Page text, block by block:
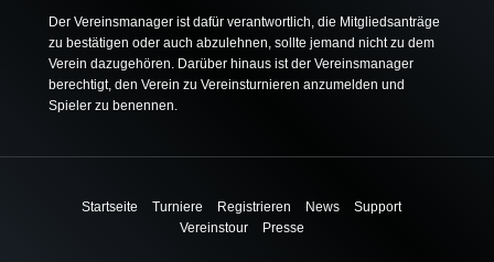
Der Vereinsmanager ist dafür verantwortlich, die Mitgliedsanträge
zu bestätigen oder auch abzulehnen, sollte jemand nicht zu dem
Verein dazugehören. Darüber hinaus ist der Vereinsmanager
berechtigt, den Verein zu Vereinsturnieren anzumelden und
Spieler zu benennen.
Startseite Turniere Registrieren News
Support
Vereinstour
Presse